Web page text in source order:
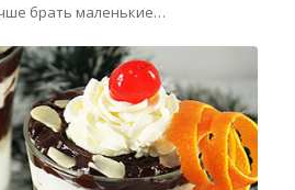
брать маленькие…